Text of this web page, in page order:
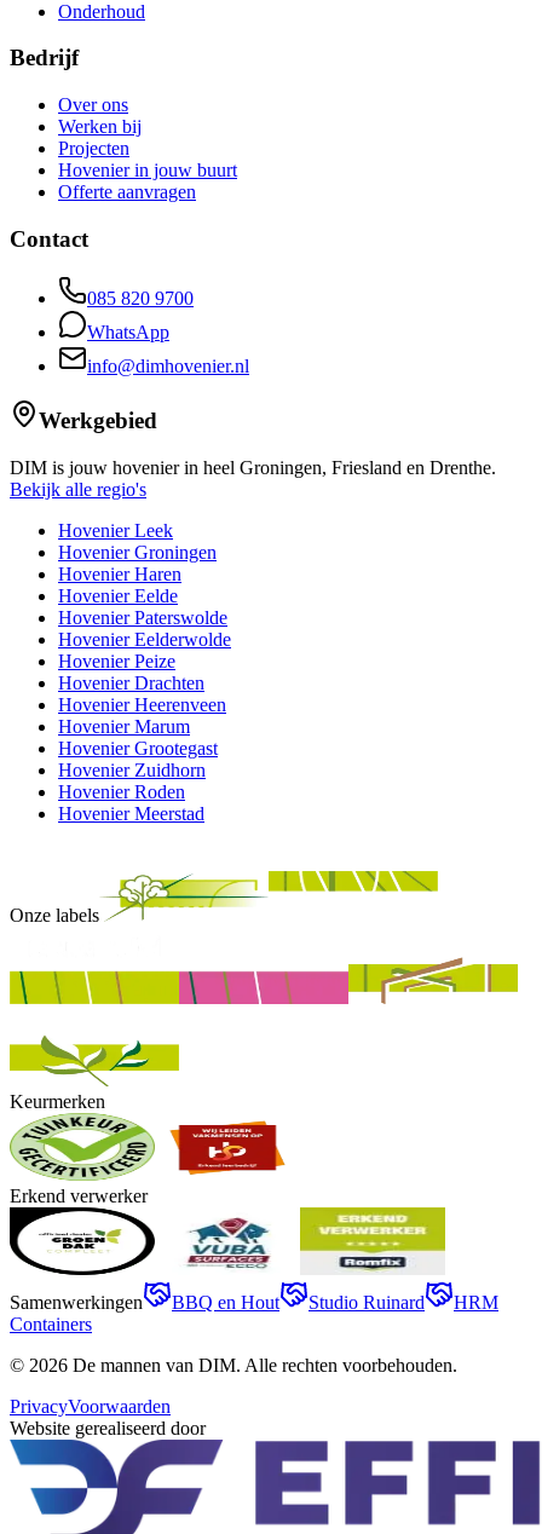
Onderhoud
Bedrijf
Over ons
Werken bij
Projecten
Hovenier in jouw buurt
Offerte aanvragen
Contact
085 820 9700
WhatsApp
info@dimhovenier.nl
Werkgebied
DIM is jouw hovenier in heel Groningen, Friesland en Drenthe.
Bekijk alle regio's
Hovenier Leek
Hovenier Groningen
Hovenier Haren
Hovenier Eelde
Hovenier Paterswolde
Hovenier Eelderwolde
Hovenier Peize
Hovenier Drachten
Hovenier Heerenveen
Hovenier Marum
Hovenier Grootegast
Hovenier Zuidhorn
Hovenier Roden
Hovenier Meerstad
Onze labels
Keurmerken
Erkend verwerker
Samenwerkingen BBQ en Hout Studio Ruinard
HRM
Containers
© 2026 De mannen van DIM. Alle rechten voorbehouden.
PrivacyVoorwaarden
Website gerealiseerd door